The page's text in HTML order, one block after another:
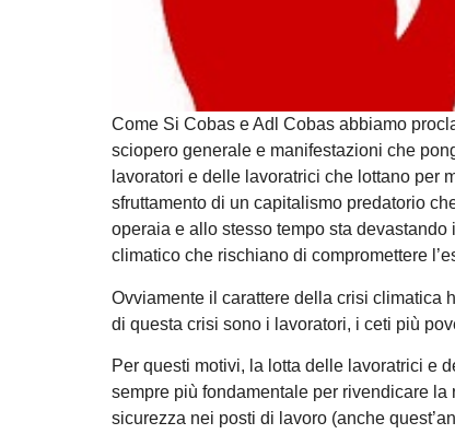
Come Si Cobas e Adl Cobas abbiamo
sciopero generale e manifestazioni che
lavoratori e delle lavoratrici che lottano per
sfruttamento di un capitalismo predatorio
operaia e allo stesso tempo sta
climatico che rischiano di compromettere
Ovviamente il carattere della crisi climatica
di questa crisi sono i lavoratori, i ceti più
Per questi motivi, la lotta delle lavoratrici e
sempre più fondamentale per rivendicare
sicurezza nei posti di lavoro (anche